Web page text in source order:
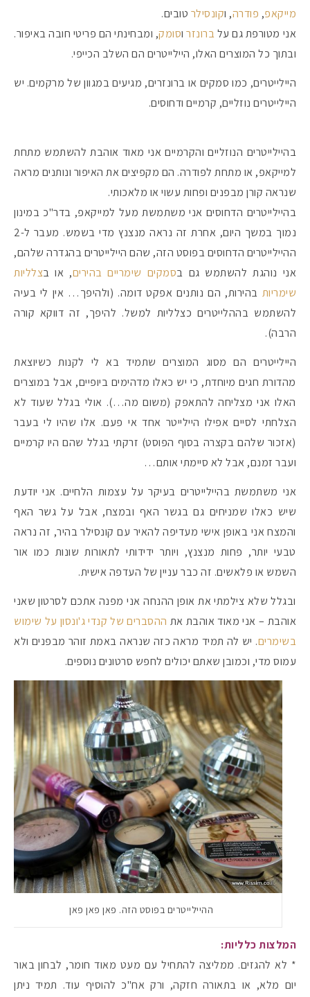
מקדמי הגנה
אומרים שאם
#הסטודיושלקורין
מייקאפ, פודרה, וקונסילר טובים.
אני מטורפת גם עלברונזרוסומק, ומבחינתי הם פריטי חובה באיפור.
ובתוך כל המוצרים האלו, היילייטרים הם השלב הכייפי.
היילייטרים, כמו סמקים או ברונזרים, מגיעים במגוון של מרקמים. יש
היילייטרים נוזליים, קרמיים ודחוסים.
בהיילייטרים הנוזליים והקרמיים אני מאוד אוהבת להשתמש מתחת
למייקאפ, או מתחת לפודרה. הם מקפיצים את האיפור ונותנים מראה
שנראה קורן מבפנים ופחות עשוי או מלאכותי.
בהיילייטרים הדחוסים אני משתמשת מעל למייקאפ, בדר"כ במינון
נמוך במשך היום, אחרת זה נראה מנצנץ מדי בשמש. מעבר ל-2
ההיילייטרים הדחוסים בפוסט הזה, שהם היילייטרים בהגדרה שלהם,
אני נוהגת להשתמש גם בסמקים שימריים בהירים, או בצלליות
שימריות בהירות, הם נותנים אפקט דומה. (ולהיפך… אין לי בעיה
להשתמש בההלייטרים כצלליות למשל. להיפך, זה דווקא קורה
הרבה).
היילייטרים הם מסוג המוצרים שתמיד בא לי לקנות כשיוצאת
מהדורת חגים מיוחדת, כי יש כאלו מדהימים ביופיים, אבל במוצרים
האלו אני מצליחה להתאפק (משום מה…). אולי בגלל שעוד לא
הצלחתי לסיים אפילו היילייטר אחד אי פעם. אלו שהיו לי בעבר
(אזכור שלהם בקצרה בסוף הפוסט) זרקתי בגלל שהם היו קרמיים
ועבר זמנם, אבל לא סיימתי אותם…
אני משתמשת בהיילייטרים בעיקר על עצמות הלחיים. אני יודעת
שיש כאלו שמניחים גם בגשר האף ובמצח, אבל על גשר האף
והמצח אני באופן אישי מעדיפה להאיר עם קונסילר בהיר, זה נראה
טבעי יותר, פחות מנצנץ, ויותר ידידותי לתאורות שונות כמו אור
השמש או פלאשים. זה כבר עניין של העדפה אישית.
ובגלל שלא צילמתי את אופן ההנחה אני מפנה אתכם לסרטון שאני
אוהבת – אני מאוד אוהבת את ההסברים של קנדי ג'ונסון על שימוש
בשימרים. יש לה תמיד מראה כזה שנראה באמת זוהר מבפנים ולא
עמוס מדי, וכמובן שאתם יכולים לחפש סרטונים נוספים.
ההיילייטרים בפוסט הזה. פאן פאן פאן
המלצות כלליות:
* לא להגזים. ממליצה להתחיל עם מעט מאוד חומר, לבחון באור
יום מלא, או בתאורה חזקה, ורק אח"כ להוסיף עוד. תמיד ניתן